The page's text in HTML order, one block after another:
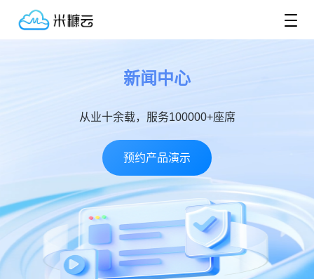
新闻中心
从业十余载，服务100000+座席
预约产品演示